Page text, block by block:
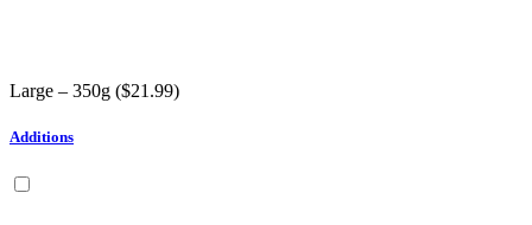
Large – 350g ($21.99)
Additions